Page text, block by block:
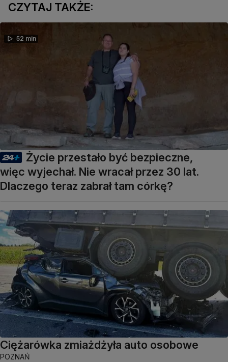
CZYTAJ TAKŻE:
52 min
Życie przestało być bezpieczne,
więc wyjechał. Nie wracał przez 30 lat.
Dlaczego teraz zabrał tam córkę?
Ciężarówka zmiażdżyła auto osobowe
POZNAŃ